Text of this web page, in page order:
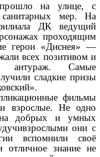
прошло на улице, с
мер. На
ДК ведущий
проходящим
герои «Диснея» —
всех позитивом и
антураж. Самые
сладкие призы
фильмы
взрослые. Не одно
на добрых и умных
они с
вспомнили своё
отличное знание не